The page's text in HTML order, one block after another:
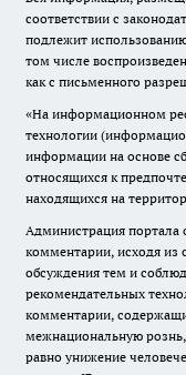
соответствии с
подлежит
том числе
как с письменного
«На информационном
технологии
информации на основе
относящихся к
находящихся на
Администрация портала
комментарии, исходя из
обсуждения тем и
рекомендательных
комментарии,
межнациональную
равно унижение